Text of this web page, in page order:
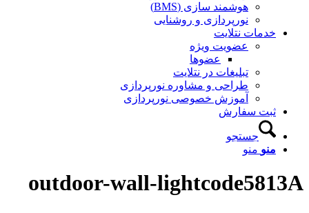
هوشمند سازی (BMS)
نورپردازی و روشنایی
خدمات نتلایت
عضویت ویژه
عضوها
تبلیغات در نتلایت
طراحی و مشاوره نورپردازی
آموزش خصوصی نورپردازی
ثبت سفارش
جستجو
منو منو
outdoor-wall-lightcode5813A